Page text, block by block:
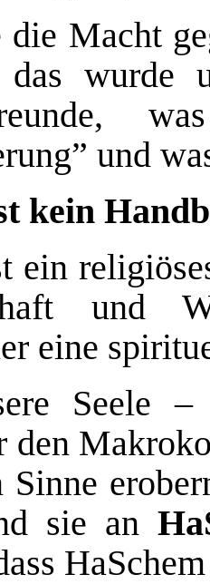
Macht
das wurde
und
kein
ein
und
eine
Seele
den
sie an